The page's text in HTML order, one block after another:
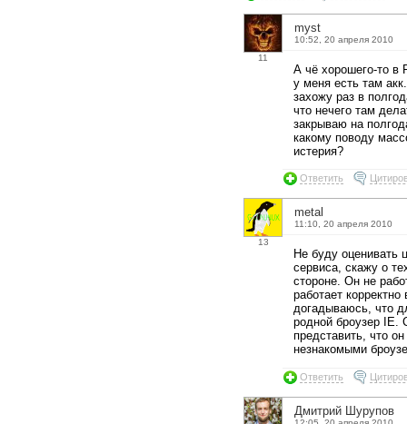
11
myst
10:52, 20 апреля 2010
А чё хорошего-то в
у меня есть там
захожу раз в
что нечего там
закрываю на
какому поводу
истерия?
Ответить
13
metal
11:10, 20 апреля 2010
Не буду оценивать
сервиса, скажу о
стороне. Он не
работает корректно
догадываюсь, что
родной броузер IE.
представить, что он
незнакомыми
Ответить
Дмитрий Шурупов